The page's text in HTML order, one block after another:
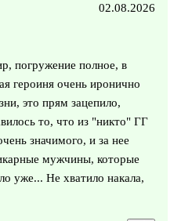
02.08.2026
погружение полное, в
героиня очень иронично
это прям зацепило,
то, что из "никто" ГГ
значимого, и за нее
мужчины, которые
уже... Не хватило накала,